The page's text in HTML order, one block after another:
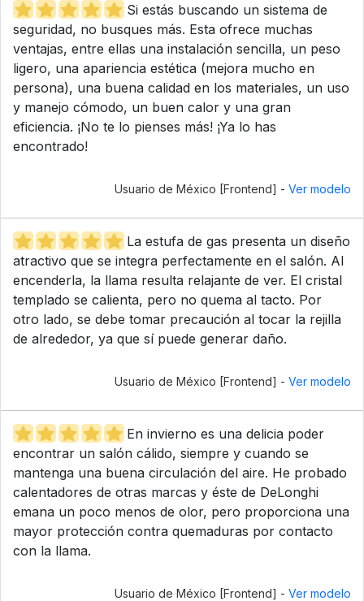
Si estás buscando un sistema de
seguridad, no busques más. Esta ofrece muchas
ventajas, entre ellas una instalación sencilla, un peso
ligero, una apariencia estética (mejora mucho en
persona), una buena calidad en los materiales, un uso
y manejo cómodo, un buen calor y una gran
eficiencia. ¡No te lo pienses más! ¡Ya lo has
encontrado!
Usuario de México [Frontend] - Ver modelo
La estufa de gas presenta un diseño
atractivo que se integra perfectamente en el salón. Al
encenderla, la llama resulta relajante de ver. El cristal
templado se calienta, pero no quema al tacto. Por
otro lado, se debe tomar precaución al tocar la rejilla
de alrededor, ya que sí puede generar daño.
Usuario de México [Frontend] - Ver modelo
En invierno es una delicia poder
encontrar un salón cálido, siempre y cuando se
mantenga una buena circulación del aire. He probado
calentadores de otras marcas y éste de DeLonghi
emana un poco menos de olor, pero proporciona una
mayor protección contra quemaduras por contacto
con la llama.
Usuario de México [Frontend] - Ver modelo